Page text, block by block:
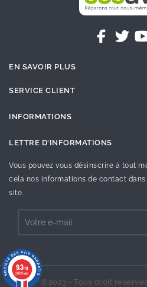
EN SAVOIR PLUS
SERVICE CLIENT
INFORMATIONS
LETTRE D'INFORMATIONS
Vous pouvez vous désinscrire à tout
cela nos informations de contact
site.
©2023 - Tous droit réservés
9.3/10
26996 avis